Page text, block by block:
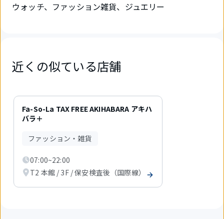
ウォッチ、ファッション雑貨、ジュエリー
近くの似ている店舗
Fa-So-La TAX FREE AKIHABARA アキハ
バラ＋
ファッション・雑貨
07:00~22:00
T2 本館 / 3F / 保安検査後（国際線）